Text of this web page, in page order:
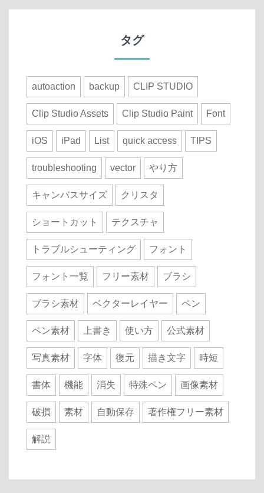
タグ
autoaction backup CLIP STUDIO
Clip Studio Assets Clip Studio Paint Font
iOS iPad List quick access TIPS
troubleshooting vector やり方
キャンバスサイズ クリスタ
ショートカット テクスチャ
トラブルシューティング フォント
フォント一覧 フリー素材 ブラシ
ブラシ素材 ベクターレイヤー ペン
ペン素材 上書き 使い方 公式素材
写真素材 字体 復元 描き文字 時短
書体 機能 消失 特殊ペン 画像素材
破損 素材 自動保存 著作権フリー素材
解説